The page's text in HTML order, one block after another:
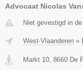
Advocaat Nicolas
Niet gevestigd in
West-Vlaanderen »
Markt 10, 8660 De